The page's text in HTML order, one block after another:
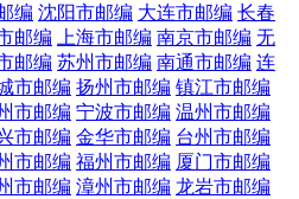
编 沈阳市邮编 大连市邮编 长春
邮编 上海市邮编 南京市邮编 无
邮编 苏州市邮编 南通市邮编 连
市邮编 扬州市邮编 镇江市邮编
市邮编 宁波市邮编 温州市邮编
市邮编 金华市邮编 台州市邮编
市邮编 福州市邮编 厦门市邮编
市邮编 漳州市邮编 龙岩市邮编